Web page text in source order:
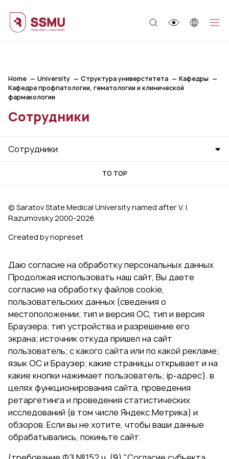
Home University Структура универститета
Кафедры
Кафедра профпатологии, гематологии и клинической
фармакологии
Сотрудники
Сотрудники
TO TOP
© Saratov State Medical University named after V. I.
Razumovsky 2000‑2026
Created by nopreset
Даю согласие на обработку персональных данных
Продолжая использовать наш сайт, Вы даете
согласие на обработку файлов cookie,
пользовательских данных (сведения о
местоположении; тип и версия ОС, тип и версия
Браузера; тип устройства и разрешение его
экрана; источник откуда пришел на сайт
пользователь; с какого сайта или по какой рекламе;
язык ОС и Браузер; какие страницы открывает и на
какие кнопки нажимает пользователь; ip-адрес). в
целях функционирования сайта, проведения
ретаргетинга и проведения статистических
исследований (в том числе Яндекс.Метрика) и
обзоров. Если вы не хотите, чтобы ваши данные
обрабатывались, покиньте сайт.